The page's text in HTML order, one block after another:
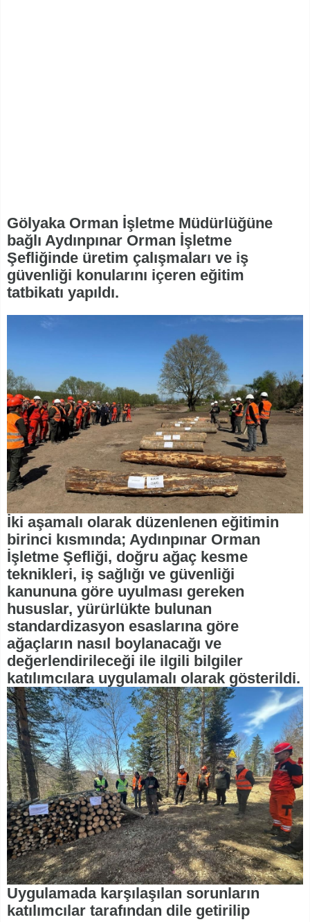
Gölyaka Orman İşletme Müdürlüğüne
bağlı Aydınpınar Orman İşletme
Şefliğinde üretim çalışmaları ve iş
güvenliği konularını içeren eğitim
tatbikatı yapıldı.
İki aşamalı olarak düzenlenen eğitimin
birinci kısmında; Aydınpınar Orman
İşletme Şefliği, doğru ağaç kesme
teknikleri, iş sağlığı ve güvenliği
kanununa göre uyulması gereken
hususlar, yürürlükte bulunan
standardizasyon esaslarına göre
ağaçların nasıl boylanacağı ve
değerlendirileceği ile ilgili bilgiler
katılımcılara uygulamalı olarak gösterildi.
Uygulamada karşılaşılan sorunların
katılımcılar tarafından dile getirilip